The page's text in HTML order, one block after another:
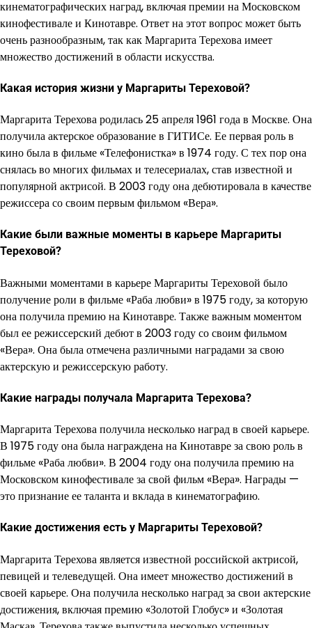
кинематографических наград, включая премии на Московском
кинофестивале и Кинотавре. Ответ на этот вопрос может быть
очень разнообразным, так как Маргарита Терехова имеет
множество достижений в области искусства.
Какая история жизни у Маргариты Тереховой?
Маргарита Терехова родилась 25 апреля 1961 года в Москве. Она
получила актерское образование в ГИТИСе. Ее первая роль в
кино была в фильме «Телефонистка» в 1974 году. С тех пор она
снялась во многих фильмах и телесериалах, став известной и
популярной актрисой. В 2003 году она дебютировала в качестве
режиссера со своим первым фильмом «Вера».
Какие были важные моменты в карьере Маргариты
Тереховой?
Важными моментами в карьере Маргариты Тереховой было
получение роли в фильме «Раба любви» в 1975 году, за которую
она получила премию на Кинотавре. Также важным моментом
был ее режиссерский дебют в 2003 году со своим фильмом
«Вера». Она была отмечена различными наградами за свою
актерскую и режиссерскую работу.
Какие награды получала Маргарита Терехова?
Маргарита Терехова получила несколько наград в своей карьере.
В 1975 году она была награждена на Кинотавре за свою роль в
фильме «Раба любви». В 2004 году она получила премию на
Московском кинофестивале за свой фильм «Вера». Награды —
это признание ее таланта и вклада в кинематографию.
Какие достижения есть у Маргариты Тереховой?
Маргарита Терехова является известной российской актрисой,
певицей и телеведущей. Она имеет множество достижений в
своей карьере. Она получила несколько наград за свои актерские
достижения, включая премию «Золотой Глобус» и «Золотая